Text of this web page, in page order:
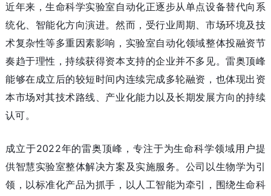
近年来，生命科学实验室自动化正逐步从单点设备替代向系
统化、智能化方向演进。然而，受行业周期、市场环境及技
术复杂性等多重因素影响，实验室自动化领域整体投融资节
奏趋于理性，持续获得资本支持的企业并不多见。雷奥顶峰
能够在成立后的较短时间内连续完成多轮融资，也体现出资
本市场对其技术路线、产业化能力以及长期发展方向的持续
认可。
成立于2022年的雷奥顶峰，专注于为生命科学领域用户提
供智慧实验室整体解决方案及实施服务。公司以生物学为引
领，以标准化产品为抓手，以人工智能为牵引，围绕生命科